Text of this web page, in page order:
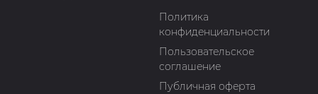
Политика
конфиденциальности
Пользовательское
соглашение
Публичная оферта